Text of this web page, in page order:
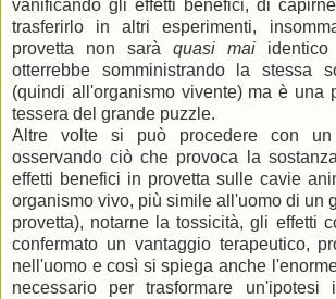
vanificando gli effetti benefici, di
trasferirlo in altri esperimenti,
provetta non sarà quasi mai
otterrebbe somministrando la stessa
(quindi all'organismo vivente) ma è una
tessera del grande puzzle.
Altre volte si può procedere con un
osservando ciò che provoca la
effetti benefici in provetta sulle cavie
organismo vivo, più simile all'uomo di un
provetta), notarne la tossicità, gli effetti
confermato un vantaggio terapeutico,
nell'uomo e così si spiega anche
necessario per trasformare un'ipotesi